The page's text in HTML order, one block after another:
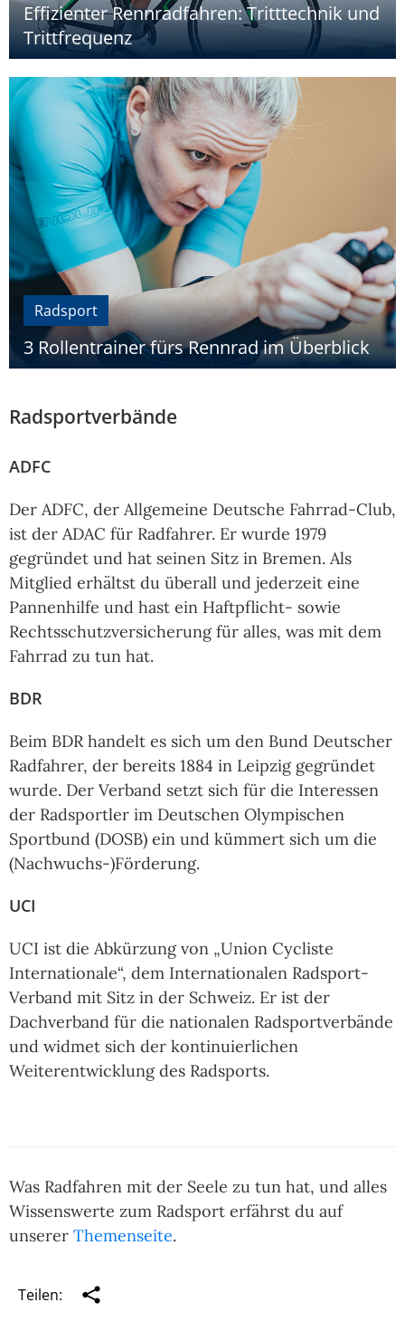
Effizienter Rennradfahren: Tritttechnik und
Trittfrequenz
Radsport
3 Rollentrainer fürs Rennrad im Überblick
Radsportverbände
ADFC
Der ADFC, der Allgemeine Deutsche Fahrrad-Club,
ist der ADAC für Radfahrer. Er wurde 1979
gegründet und hat seinen Sitz in Bremen. Als
Mitglied erhältst du überall und jederzeit eine
Pannenhilfe und hast ein Haftpflicht- sowie
Rechtsschutzversicherung für alles, was mit dem
Fahrrad zu tun hat.
BDR
Beim BDR handelt es sich um den Bund Deutscher
Radfahrer, der bereits 1884 in Leipzig gegründet
wurde. Der Verband setzt sich für die Interessen
der Radsportler im Deutschen Olympischen
Sportbund (DOSB) ein und kümmert sich um die
(Nachwuchs-)Förderung.
UCI
UCI ist die Abkürzung von „Union Cycliste
Internationale“, dem Internationalen Radsport-
Verband mit Sitz in der Schweiz. Er ist der
Dachverband für die nationalen Radsportverbände
und widmet sich der kontinuierlichen
Weiterentwicklung des Radsports.
Was Radfahren mit der Seele zu tun hat, und alles
Wissenswerte zum Radsport erfährst du auf
unserer Themenseite.
Teilen: